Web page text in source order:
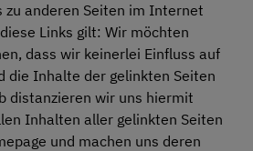
zu anderen Seiten im Internet
Links gilt: Wir möchten
dass wir keinerlei Einfluss auf
die Inhalte der gelinkten Seiten
distanzieren wir uns hiermit
Inhalten aller gelinkten Seiten
und machen uns deren